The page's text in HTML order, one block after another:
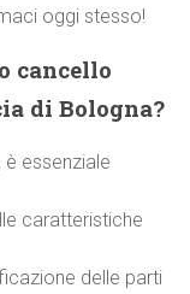
oggi stesso!
cancello
di Bologna?
essenziale
caratteristiche
delle parti